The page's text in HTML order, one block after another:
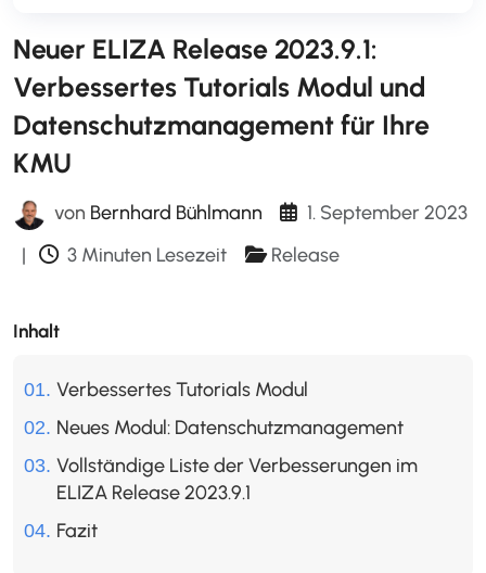
Neuer ELIZA Release 2023.9.1:
Verbessertes Tutorials Modul und
Datenschutzmanagement für Ihre
KMU
von Bernhard Bühlmann
1. September 2023
|
3 Minuten Lesezeit Release
Inhalt
Verbessertes Tutorials Modul
Neues Modul: Datenschutzmanagement
Vollständige Liste der Verbesserungen im
ELIZA Release 2023.9.1
Fazit